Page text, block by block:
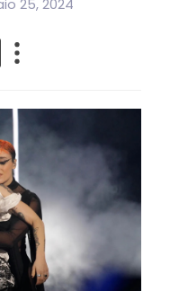
25, 2024